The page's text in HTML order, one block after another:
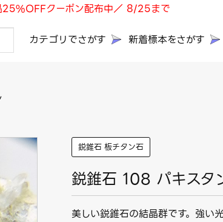
25%OFFクーポン配布中／ 8/25まで
カテゴリでさがす 新着標本をさがす
鋭錐石 板チタン石
鋭錐石 108 パキスタ
美しい鋭錐石の結晶群です。強い